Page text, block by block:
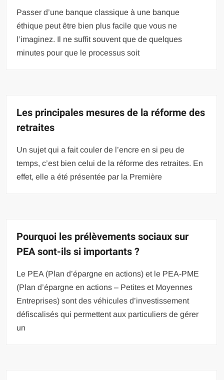
Passer d’une banque classique à une banque
éthique peut être bien plus facile que vous ne
l’imaginez. Il ne suffit souvent que de quelques
minutes pour que le processus soit
Les principales mesures de la réforme des
retraites
Un sujet qui a fait couler de l’encre en si peu de
temps, c’est bien celui de la réforme des retraites. En
effet, elle a été présentée par la Première
Pourquoi les prélèvements sociaux sur
PEA sont-ils si importants ?
Le PEA (Plan d’épargne en actions) et le PEA-PME
(Plan d’épargne en actions – Petites et Moyennes
Entreprises) sont des véhicules d’investissement
défiscalisés qui permettent aux particuliers de gérer
un